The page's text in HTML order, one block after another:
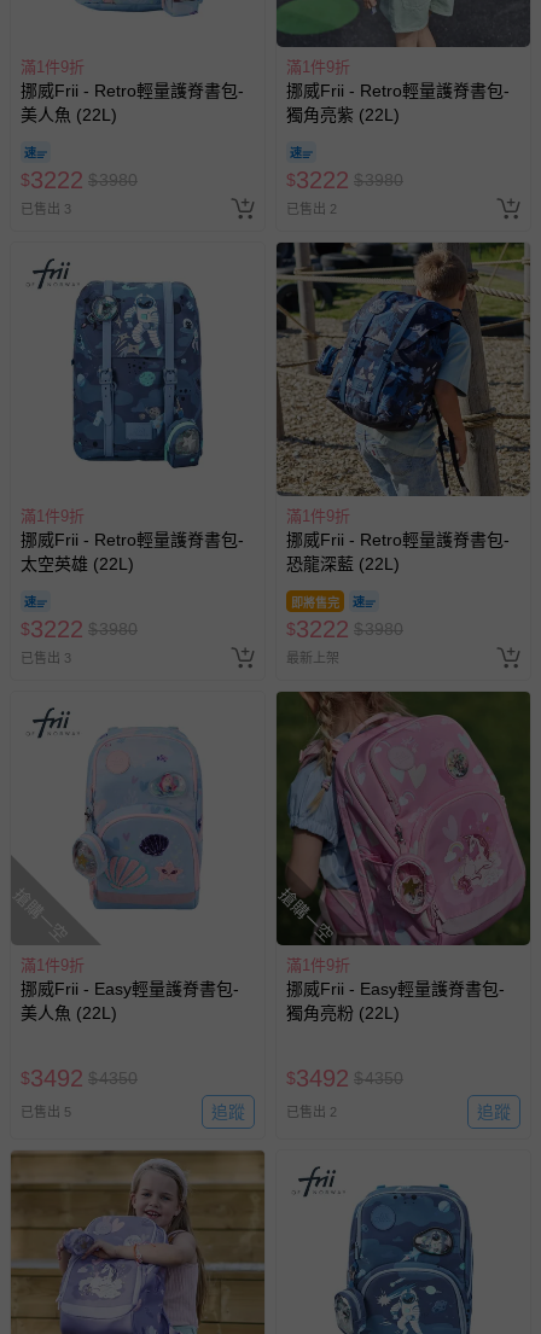
滿1件9折
挪威Frii - Retro輕量護脊書包-
美人魚 (22L)
$3222 $3980
已售出 3
滿1件9折
挪威Frii - Retro輕量護脊書包-
獨角亮紫 (22L)
$3222 $3980
已售出 2
滿1件9折
挪威Frii - Retro輕量護脊書包-
太空英雄 (22L)
$3222 $3980
已售出 3
滿1件9折
挪威Frii - Retro輕量護脊書包-
恐龍深藍 (22L)
即將售完
$3222 $3980
最新上架
搶購一空
滿1件9折
挪威Frii - Easy輕量護脊書包-
美人魚 (22L)
$3492 $4350
已售出 5 追蹤
搶購一空
滿1件9折
挪威Frii - Easy輕量護脊書包-
獨角亮粉 (22L)
$3492 $4350
已售出 2 追蹤